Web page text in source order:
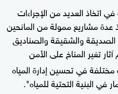
اتخاذ العديد من الإجراءات
عدة مشاريع ممولة من المانحين
والشقيقة والصناديق
تغير المناخ على الأمن
في تحسين إدارة المياه
في البنية التحتية للمياه".